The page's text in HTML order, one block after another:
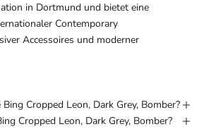
in Dortmund und bietet eine
Contemporary
Accessoires und moderner
Cropped Leon, Dark Grey, Bomber?
Cropped Leon, Dark Grey, Bomber?